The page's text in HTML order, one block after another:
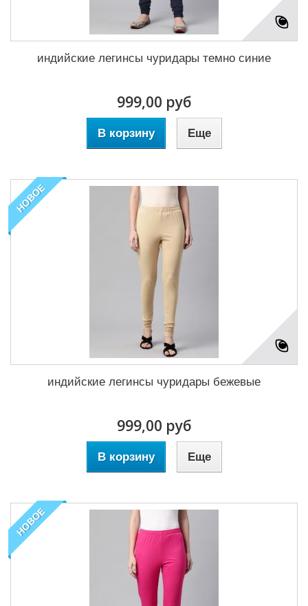
индийские легинсы чуридары темно синие
999,00 руб
В корзину Еще
НОВОЕ
индийские легинсы чуридары бежевые
999,00 руб
В корзину Еще
НОВОЕ